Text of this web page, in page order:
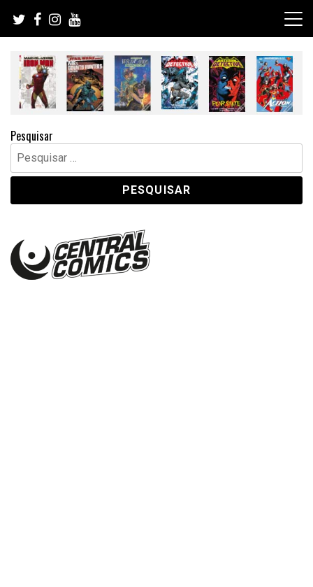
content
Pesquisar
Pesquisar
por: